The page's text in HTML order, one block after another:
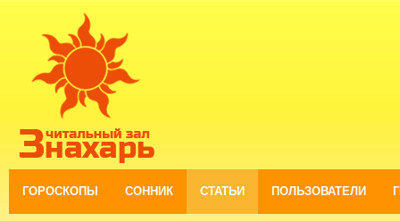
ГОРОСКОПЫ СОННИК СТАТЬИ ПОЛЬЗОВАТЕЛИ